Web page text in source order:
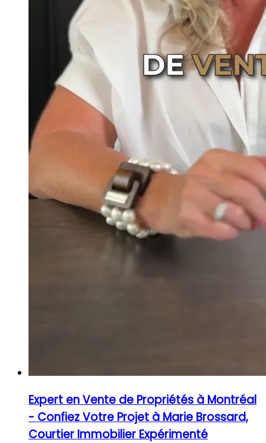
Expert en Vente de Propriétés à Montréal
- Confiez Votre Projet à Marie Brossard,
Courtier Immobilier Expérimenté